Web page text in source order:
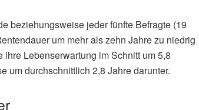
beziehungsweise jeder fünfte Befragte (19
um mehr als zehn Jahre zu niedrig
Lebenserwartung im Schnitt um 5,8
um durchschnittlich 2,8 Jahre darunter.